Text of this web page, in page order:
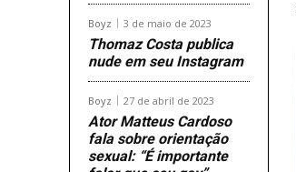
Boyz 3 de maio de 2023
Thomaz Costa publica
nude em seu Instagram
Boyz 27 de abril de 2023
Ator Matteus Cardoso
fala sobre orientação
sexual: “É importante